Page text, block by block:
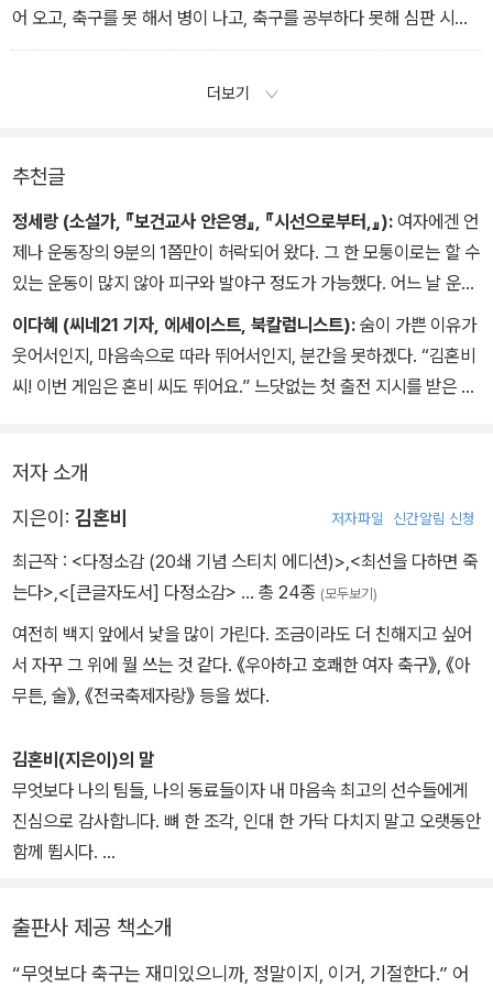
어 오고, 축구를 못 해서 병이 나고, 축구를 공부하다 못해 심판 시
험 준비를 시작하고, 축구를 좀 더 잘해보겠다고 누가 시키지도 않는
더보기
추천글
정세랑 (소설가, 『보건교사 안은영』, 『시선으로부터,』): 여자에겐 언
제나 운동장의 9분의 1쯤만이 허락되어 왔다. 그 한 모퉁이로는 할 수
있는 운동이 많지 않아 피구와 발야구 정도가 가능했다. 어느 날 운동
장을 통째로 쓰며 축구가 하고 싶다는 걸 깨달은 여자들이 여기 있다.
마음속에서 반짝 조명탑이 켜졌고, 그들은 끈을 단단히 잡아당겨 축
구화를 신었다. 서로가 서로를 발견해서 팀을 이뤘다.
균열을 만들고, 그 균열은 열린 문이 되기도 한다. 그러니까 이 에세이
의 온몸과 온 삶과 온 세계에 대해 엮어 내고 있는 것이다. 저자가 하
나하나 축구의 기술들을 익힐 때, 단계 단계 성장해 나갈 때 이제껏 몰
랐던 낯선 영역이 열리고 읽는 사람의 마음속에서도 격한 지각변동이
일어난다. 달리고 싶고, 강해지고 싶고, 허락되지 않았던 것을 가지고
싶다.
에세이스트 김혼비의 새롭고 놀라운 목소리를 발견한 것이 역시 가장
험했는가, 책을 읽으며 네 번쯤 크게 웃었고 세 번쯤 눈물이 났다. 마
음이 축구공처럼 이리저리 구르고 날았지만, 믿고 맡겨도 좋겠다는
생각이 들었다. 김혼비가 다음으로 도전할 주제가 무엇일지 궁금하
다. 어디를 향하게 되든 전속력으로 달려갈 이 체육계 에세이스트를
이다혜 (씨네21 기자, 에세이스트, 북칼럼니스트): 숨이 가쁜 이유가
웃어서인지, 마음속으로 따라 뛰어서인지, 분간을 못하겠다. “김혼비
씨! 이번 게임은 혼비 씨도 뛰어요.” 느닷없는 첫 출전 지시를 받은 혼
거의 20년 전이었다. 힘들어서 욕한 기억만 있는데, 김혼비 씨 덕분
에 울고 웃는다, 그리고 후회한다. 얼굴에 잡티 생길 일이나 뛰는 모습
거움을 버려두었구나. 국가대표 컬링 선수들처럼 ‘어쩌다 보니’ 축구
를 하게 된 여자 축구 선수들 뒷사연, WK리그가 전 경기 무료인 이유
등을 읽다 보면, 나가서 뛰고 싶어진다. 소리치고 싶어진다. 우리 여기
다 있다!
저자 소개
지은이: 김혼비 저자파일 신간알림 신청
최근작 : <다정소감 (20쇄 기념 스티치 에디션)> <최선을 다하면 죽
는다> <[큰글자도서] 다정소감> … 총 24종 (모두보기)
여전히 백지 앞에서 낯을 많이 가린다. 조금이라도 더 친해지고 싶어
서 자꾸 그 위에 뭘 쓰는 것 같다. 《우아하고 호쾌한 여자 축구》, 《아
무튼, 술》, 《전국축제자랑》 등을 썼다.
김혼비(지은이)의 말
무엇보다 나의 팀들, 나의 동료들이자 내 마음속 최고의 선수들에게
진심으로 감사합니다. 뼈 한 조각, 인대 한 가닥 다치지 말고 오랫동안
함께 뜁시다.
-2018년 여름
출판사 제공 책소개
“무엇보다 축구는 재미있으니까, 정말이지, 이거, 기절한다.” 어